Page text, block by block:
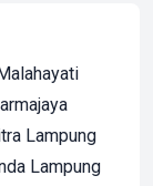
Lampung
Lampung